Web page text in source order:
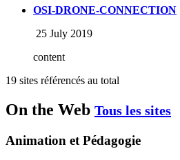
OSI-DRONE-CONNECTION
25 July 2019
content
19 sites référencés au total
On the Web Tous les sites
Animation et Pédagogie